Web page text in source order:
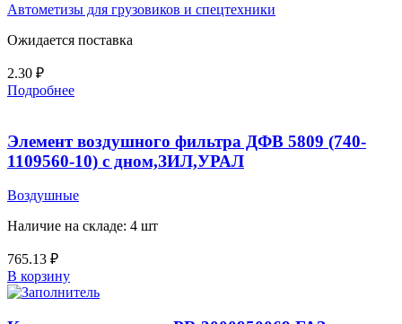
Автометизы для грузовиков и спецтехники
Ожидается поставка
2.30 ₽
Подробнее
Элемент воздушного фильтра ДФВ 5809 (740-
1109560-10) с дном,ЗИЛ,УРАЛ
Воздушные
Наличие на складе: 4 шт
765.13 ₽
В корзину